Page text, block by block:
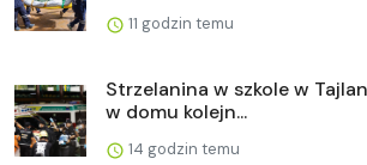
11 godzin temu
Strzelanina w szkole w
w domu kolejn...
14 godzin temu